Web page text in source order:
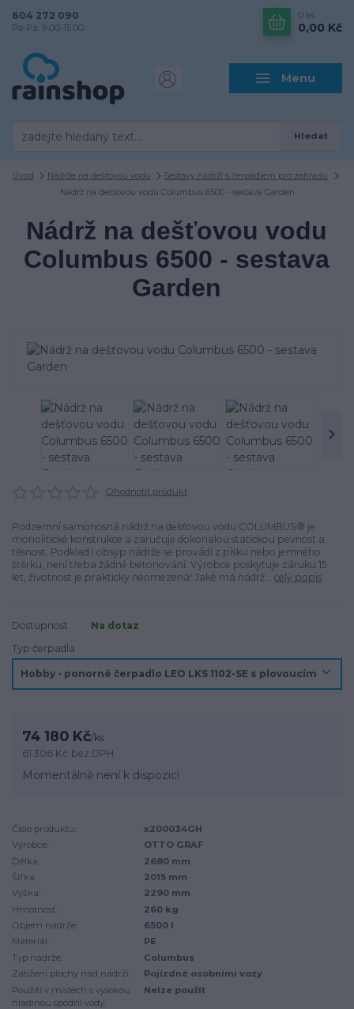
Menu
Hledat
604 272 090
Po-Pá: 9.00-15.00
0 ks
0,00 Kč
Úvod Nádrže na dešťovou vodu
Sestavy nádrží s čerpadlem pro zahradu
Nádrž na dešťovou vodu Columbus 6500 - sestava Garden
Nádrž na dešťovou vodu
Columbus 6500 - sestava
Garden
Ohodnotit produkt
Podzemní samonosná nádrž na dešťovou vodu COLUMBUS® je
monolitické konstrukce a zaručuje dokonalou statickou pevnost a
těsnost. Podklad i obsyp nádrže se provádí z písku nebo jemného
štěrku, není třeba žádné betonování. Výrobce poskytuje záruku 15
let, životnost je prakticky neomezená! Jaké má nádrž... celý popis
Dostupnost
Na dotaz
Typ čerpadla
74 180 Kč/ks
61 306 Kč bez DPH
Momentálně není k dispozici
Číslo produktu:
x200034GH
Výrobce:
OTTO GRAF
Délka:
2680 mm
Šířka:
2015 mm
Výška:
2290 mm
Hmotnost:
260 kg
Objem nádrže:
6500 l
Materiál:
PE
Typ nádrže:
Columbus
Zatížení plochy nad nádrží:
Pojízdné osobními vozy
Použití v místech s vysokou
hladinou spodní vody:
Nelze použít